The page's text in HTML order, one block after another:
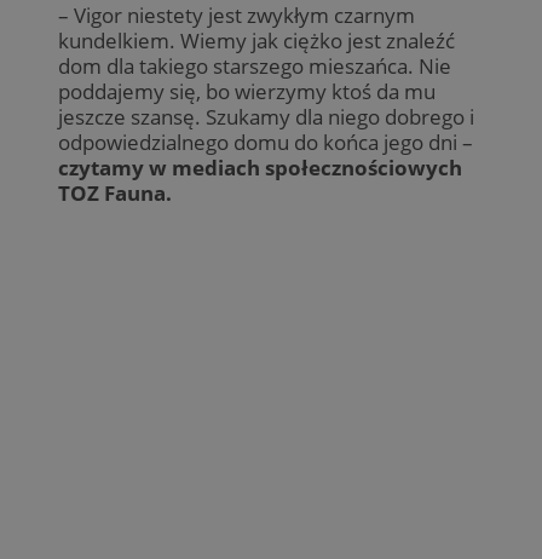
– Vigor niestety jest zwykłym czarnym
kundelkiem. Wiemy jak ciężko jest znaleźć
dom dla takiego starszego mieszańca. Nie
poddajemy się, bo wierzymy ktoś da mu
jeszcze szansę. Szukamy dla niego dobrego i
odpowiedzialnego domu do końca jego dni –
czytamy w mediach społecznościowych
TOZ Fauna.